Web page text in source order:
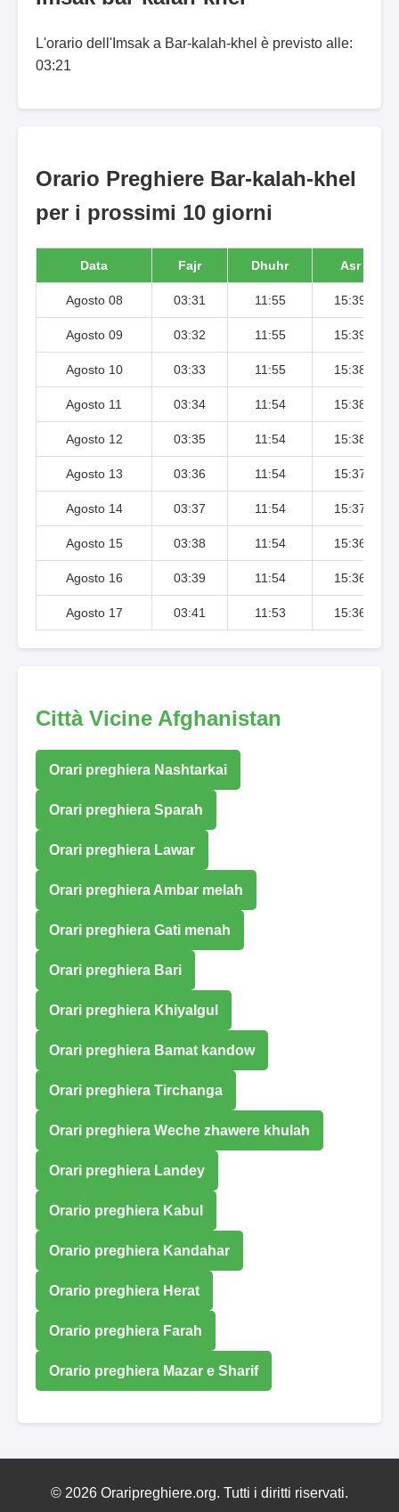
L'orario dell'Imsak a Bar-kalah-khel è previsto alle:
03:21
Orario Preghiere Bar-kalah-khel
per i prossimi 10 giorni
Data Fajr Dhuhr Asr
Agosto 08 03:31 11:55 15:39
Agosto 09 03:32 11:55 15:39
Agosto 10 03:33 11:55 15:38
Agosto 11 03:34 11:54 15:38
Agosto 12 03:35 11:54 15:38
Agosto 13 03:36 11:54 15:37
Agosto 14 03:37 11:54 15:37
Agosto 15 03:38 11:54 15:36
Agosto 16 03:39 11:54 15:36
Agosto 17 03:41 11:53 15:36
Città Vicine Afghanistan
Orari preghiera Nashtarkai
Orari preghiera Sparah
Orari preghiera Lawar
Orari preghiera Ambar melah
Orari preghiera Gati menah
Orari preghiera Bari
Orari preghiera Khiyalgul
Orari preghiera Bamat kandow
Orari preghiera Tirchanga
Orari preghiera Weche zhawere khulah
Orari preghiera Landey
Orario preghiera Kabul
Orario preghiera Kandahar
Orario preghiera Herat
Orario preghiera Farah
Orario preghiera Mazar e Sharif
© 2026 Oraripreghiere.org. Tutti i diritti riservati.